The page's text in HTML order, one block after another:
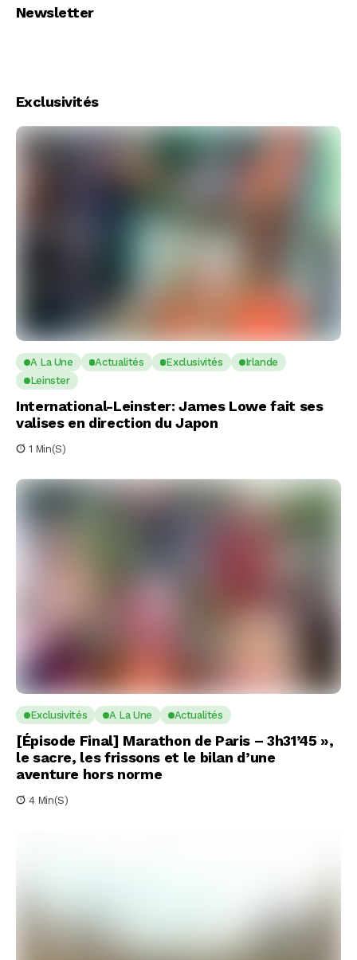
Newsletter
Exclusivités
A La Une Actualités Exclusivités
Irlande
Leinster
International-Leinster: James Lowe fait ses
valises en direction du Japon
1 Min(s)
Exclusivités A La Une Actualités
[Épisode Final] Marathon de Paris – 3h31’45 »,
le sacre, les frissons et le bilan d’une
aventure hors norme
4 Min(s)